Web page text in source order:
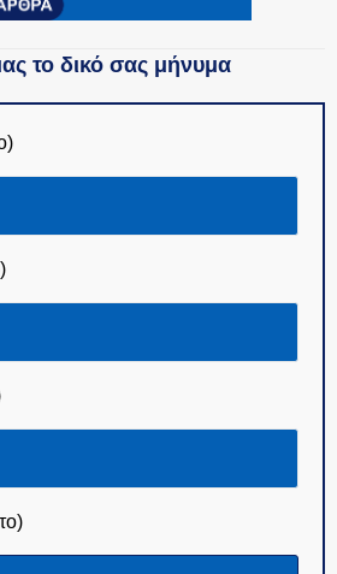
το δικό σας μήνυμα